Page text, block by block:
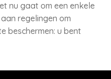
nu gaat om een enkele
regelingen om
beschermen: u bent